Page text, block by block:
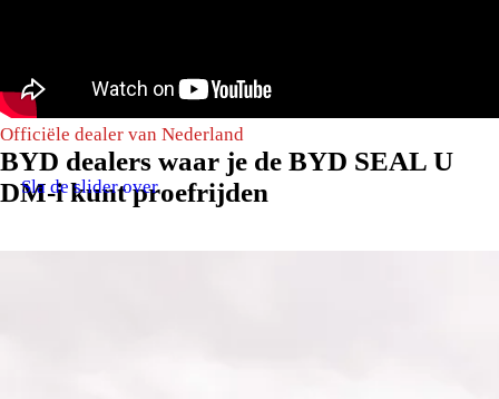
Officiële dealer van Nederland
BYD dealers waar je de BYD SEAL U
DM-i kunt proefrijden
Sla de slider over